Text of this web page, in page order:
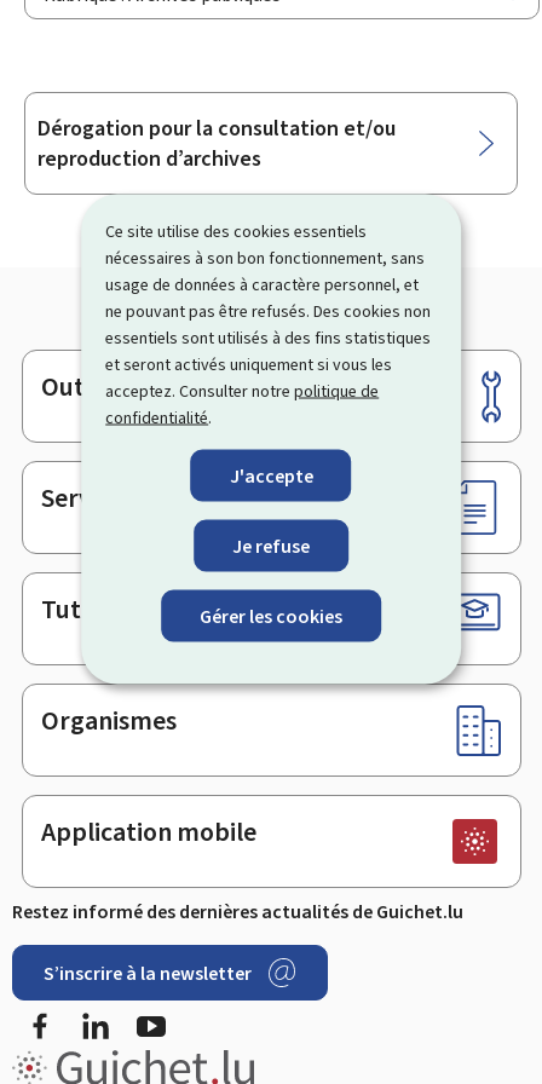
Ce site utilise des cookies essentiels
nécessaires à son bon fonctionnement, sans
usage de données à caractère personnel, et
ne pouvant pas être refusés. Des cookies non
essentiels sont utilisés à des fins statistiques
et seront activés uniquement si vous les
acceptez. Consulter notrepolitique de
confidentialité.
J'accepte
Je refuse
Gérer les cookies
Sous-
rubriques
Dérogation pour la consultation et/ou
reproduction d’archives
Pied
de
page
Outils
Services en ligne & Formulaires
Tutoriels
Organismes
Application mobile
Restez informé des dernières actualités de Guichet.lu
S’inscrire à la newsletter
FacebookLinkedIn